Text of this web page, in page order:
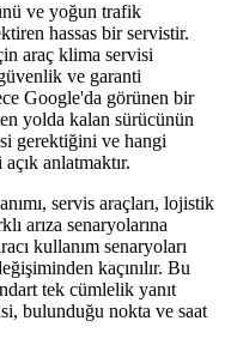
ve yoğun trafik
hassas bir servistir.
araç klima servisi
ve garanti
Google'da görünen bir
yolda kalan sürücünün
gerektiğini ve hangi
anlatmaktır.
servis araçları, lojistik
arıza senaryolarına
kullanım senaryoları
kaçınılır. Bu
tek cümlelik yanıt
bulunduğu nokta ve saat